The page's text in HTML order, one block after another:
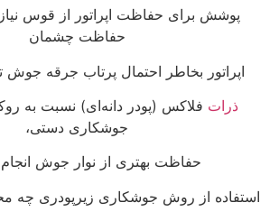
پوشش برای حفاظت اپراتور از قوس
حفاظت چشمان
اپراتور بخاطر احتمال پرتاب جرقه
ذرات فلاکس (پودر دانه‌ای) نسبت به
جوشکاری دستی،
حفاظت بهتری از نوار جوش
استفاده از روش جوشکاری زیرپودری چه